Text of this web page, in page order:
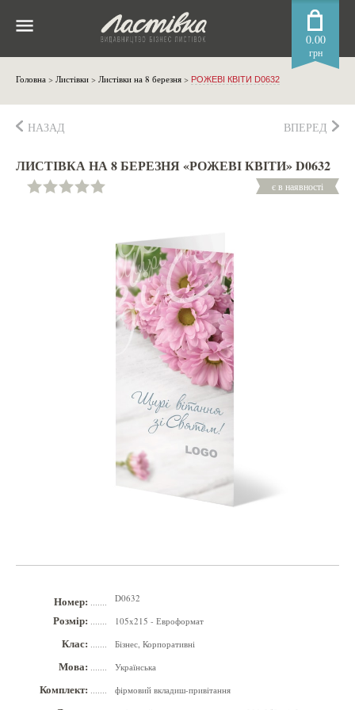
0.00
грн
Головна > Листівки > Листівки на 8 березня > РОЖЕВІ КВІТИ D0632
НАЗАД ВПЕРЕД
ЛИСТІВКА НА 8 БЕРЕЗНЯ «РОЖЕВІ КВІТИ» D0632
є в наявності
Номер: D0632
Розмір: 105x215 - Евроформат
Клас: Бізнес, Корпоративні
Мова: Українська
Комплект: фірмовий вкладиш-привітання